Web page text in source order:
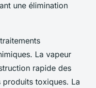
une élimination
La vapeur
rapide des
toxiques. La